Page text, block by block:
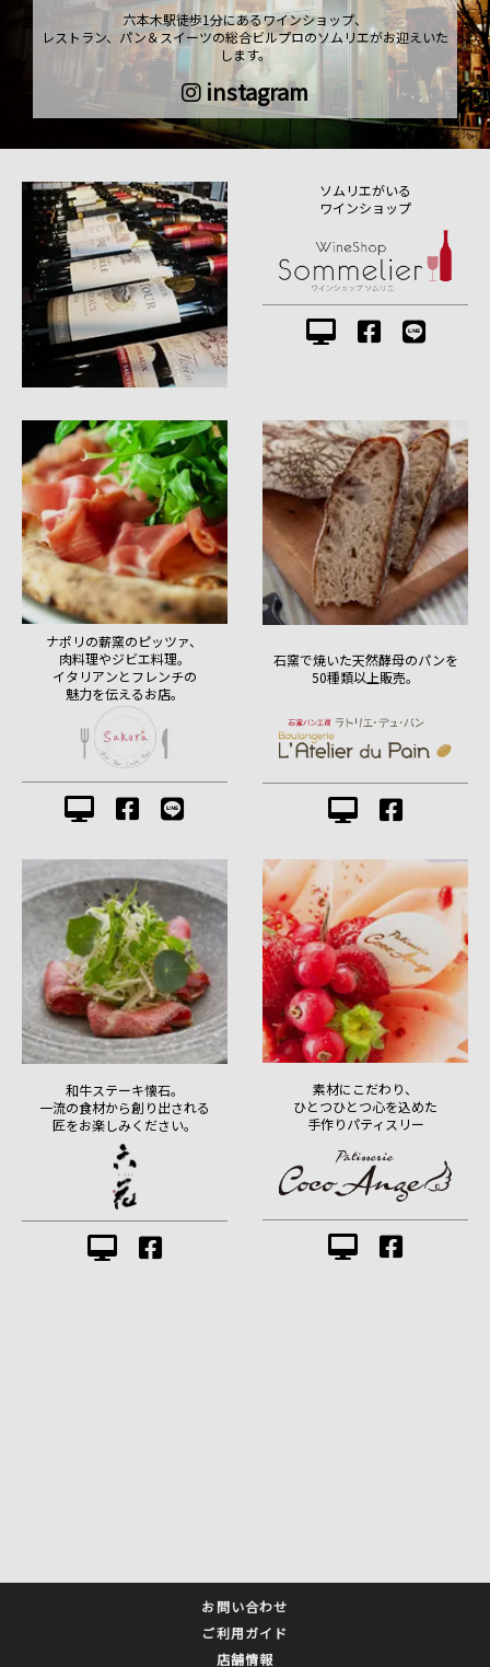
六本木駅徒歩1分にあるワインショップ、
レストラン、パン＆スイーツの総合ビルプロのソムリエがお迎えいた
します。
instagram
ソムリエがいる
ワインショップ
ナポリの薪窯のピッツァ、
肉料理やジビエ料理。
イタリアンとフレンチの
魅力を伝えるお店。
石窯で焼いた天然酵母のパンを
50種類以上販売。
和牛ステーキ懐石。
一流の食材から創り出される
匠をお楽しみください。
素材にこだわり、
ひとつひとつ心を込めた
手作りパティスリー
お問い合わせ
ご利用ガイド
店舗情報